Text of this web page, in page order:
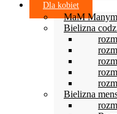
Dla kobiet
MaM
Bielizna
Bielizna